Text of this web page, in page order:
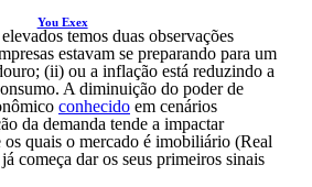
You Exex
temos duas observações
estavam se preparando para um
(ii) ou a inflação está reduzindo a
A diminuição do poder de
conhecido em cenários
da demanda tende a impactar
os quais o mercado é imobiliário (Real
começa dar os seus primeiros sinais